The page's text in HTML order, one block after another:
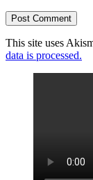
This site uses
data is processed.